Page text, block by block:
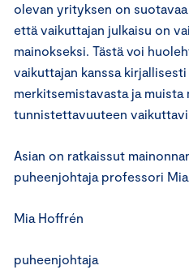
olevan yrityksen on
että vaikuttajan julkaisu on
mainokseksi. Tästä voi
vaikuttajan kanssa
merkitsemistavasta ja muista
tunnistettavuuteen
Asian on ratkaissut
puheenjohtaja professori
Mia Hoffrén
puheenjohtaja